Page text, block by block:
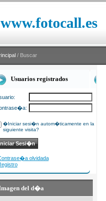
www.fotocall.es
/ Buscar
Usuarios registrados
�Iniciar sesi�n autom�ticamente en la
siguiente visita?
olvidada
del d�a